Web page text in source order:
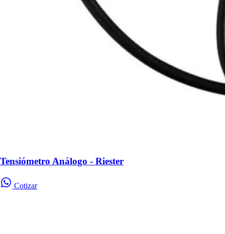
Tensiómetro Análogo - Riester
Cotizar